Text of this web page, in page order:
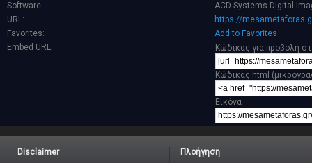
Software:
ACD Systems Digital
URL:
https://
Favorites:
Add to Favorites
Embed URL:
Κώδικας για προβολή
Κώδικας html
Εικόνα
Disclaimer Πλοήγηση